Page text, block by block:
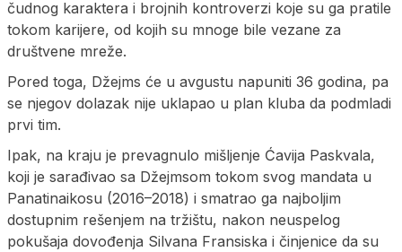
čudnog karaktera i brojnih kontroverzi koje su ga pratile
tokom karijere, od kojih su mnoge bile vezane za
društvene mreže.
Pored toga, Džejms će u avgustu napuniti 36 godina, pa
se njegov dolazak nije uklapao u plan kluba da podmladi
prvi tim.
Ipak, na kraju je prevagnulo mišljenje Ćavija Paskvala,
koji je sarađivao sa Džejmsom tokom svog mandata u
Panatinaikosu (2016–2018) i smatrao ga najboljim
dostupnim rešenjem na tržištu, nakon neuspelog
pokušaja dovođenja Silvana Fransiska i činjenice da su